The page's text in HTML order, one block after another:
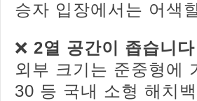
승자 입장에서는 어색
❌ 2열 공간이 좁습니다
외부 크기는 준중형에
30 등 국내 소형 해치